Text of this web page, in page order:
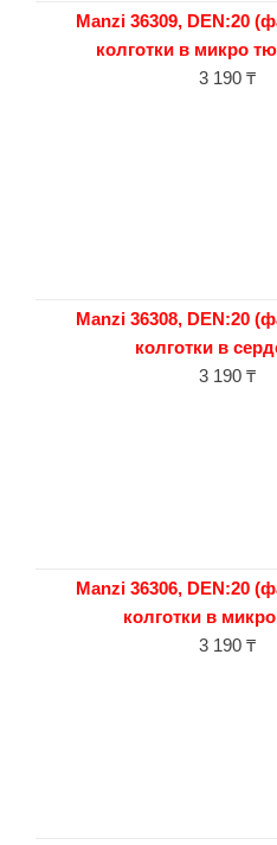
Manzi 36309, DEN:20
колготки в микро
3 190 ₸
Manzi 36308, DEN:20
колготки в
3 190 ₸
Manzi 36306, DEN:20
колготки в
3 190 ₸